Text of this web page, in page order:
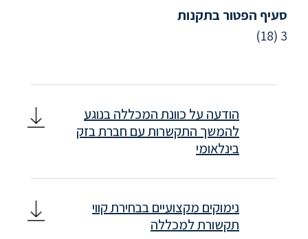
לימודי
מתעניינים
סטודנטים
סעיף הפטור בתקנות
3 (18)
הודעה על כוונת המכללה בנוגע
להמשך התקשרות עם חברת בזק
בינלאומי
נימוקים מקצועיים בבחירת קווי
תקשורת למכללה